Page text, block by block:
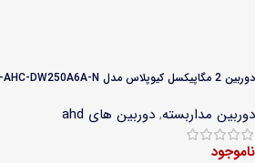
دوربین 2 مگاپیکسل کیوپلاس مدل PL-AHC-DW250A6A-N
دوربین مداربسته, دوربین های ahd
ناموجود